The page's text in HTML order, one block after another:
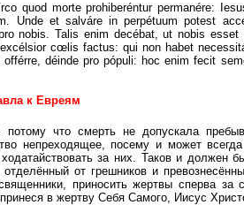
quod morte prohiberéntur permanére:
Unde et salváre in perpétuum potest
nobis. Talis enim decébat, ut nobis
cœlis factus: qui non habet
déinde pro pópuli: hoc enim fecit
к Евреям
потому что смерть не допускала
непреходящее, посему и может
за них. Таков и должен
отделённый от грешников и
приносить жертвы сперва за
в жертву Себя Самого, Иисус